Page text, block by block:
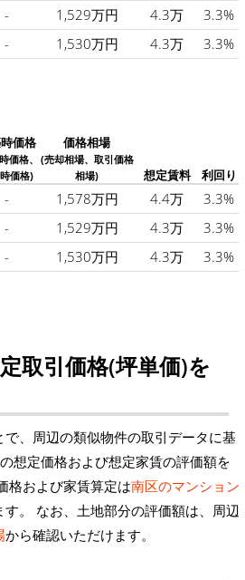
- 1,529万円 4.3万
3.3%
- 1,530万円 4.3万 3.3%
価格
価格、
価格)
価格相場
(売却相場、取引価格
相場)
想定賃料 利回り
- 1,578万円 4.4万
3.3%
- 1,529万円 4.3万
3.3%
- 1,530万円 4.3万 3.3%
取引価格(坪単価)を
、周辺の類似物件の取引データに基
想定価格および想定家賃の評価額を
格および家賃算定は南区のマンション
。 なお、土地部分の評価額は、周辺
から確認いただけます。